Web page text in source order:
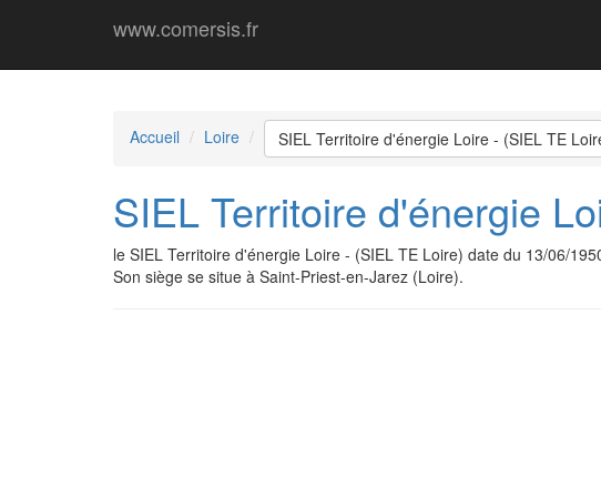
www.comersis.fr
Accueil Loire SIEL Territoire d'énergie Loire - (SIEL TE
SIEL Territoire d'énergie
le SIEL Territoire d'énergie Loire - (SIEL TE Loire) date du 13/06/
Son siège se situe à Saint-Priest-en-Jarez (Loire).